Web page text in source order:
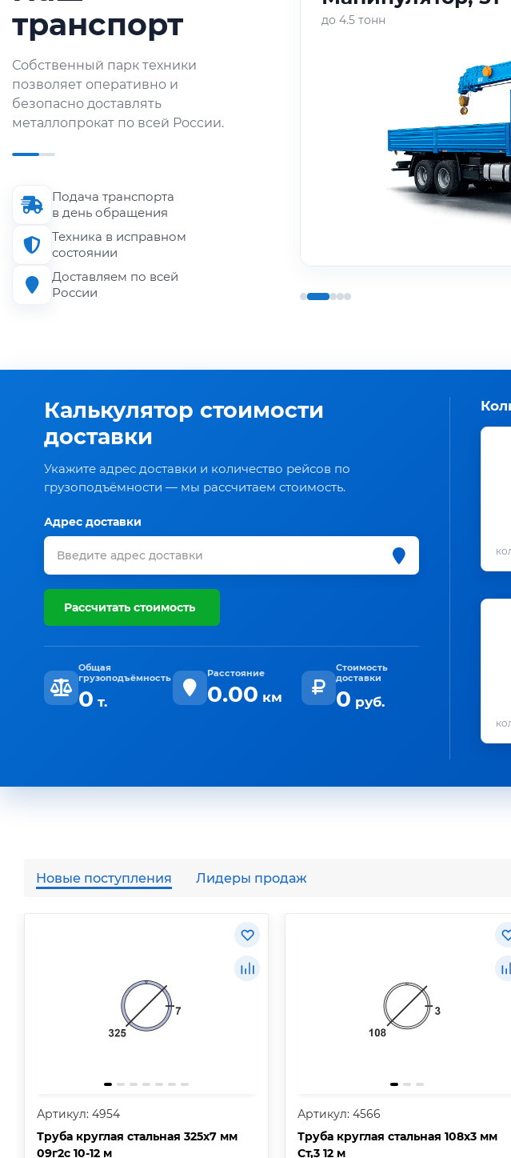
транспорт
Собственный парк техники
позволяет оперативно и
безопасно доставлять
металлопрокат по всей России.
Подача транспорта
в день обращения
Техника в исправном
состоянии
Доставляем по всей
России
Оперативная доставка
небольших партий
металлопроката по городу и
области.
Грузоподъёмность
до 1.5 т
до 4.5 тонн
Калькулятор стоимости
доставки
Укажите адрес доставки и количество рейсов по
грузоподъёмности — мы рассчитаем стоимость.
Адрес доставки
Рассчитать стоимость
Общая
грузоподъёмность
0 т.
Расстояние
0.00 км
Стоимость
доставки
0 руб.
Новые поступления Лидеры продаж
Артикул: 4954
Труба круглая стальная 325х7 мм
09г2с 10-12 м
Артикул: 4566
Труба круглая стальная 108х3 мм
Ст,3 12 м